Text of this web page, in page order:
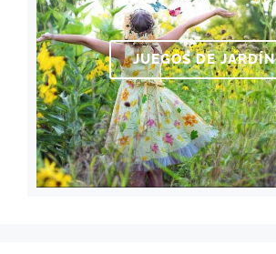
JUEGOS DE JARDÍN